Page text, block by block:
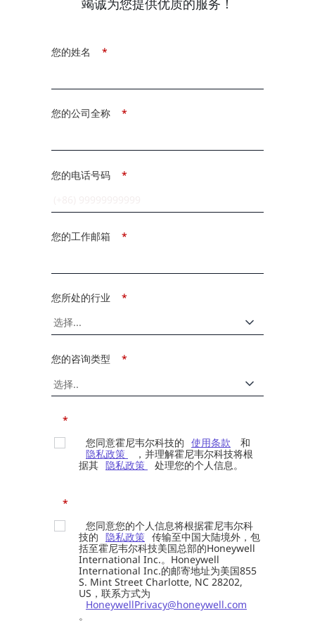
竭诚为您提供优质的服务！
*
您的姓名
*
您的公司全称
*
您的电话号码
*
您的工作邮箱
*
您所处的行业
*
您的咨询类型
*
您同意霍尼韦尔科技的 使用条款
和
隐私政策
，并理解霍尼韦尔科技将根
据其 隐私政策 处理您的个人信息。
*
您同意您的个人信息将根据霍尼韦尔科
技的 隐私政策 传输至中国大陆境外，包
括至霍尼韦尔科技美国总部的Honeywell
International Inc.。Honeywell
International Inc.的邮寄地址为美国855
S. Mint Street Charlotte, NC 28202,
US，联系方式为
HoneywellPrivacy@honeywell.com
。